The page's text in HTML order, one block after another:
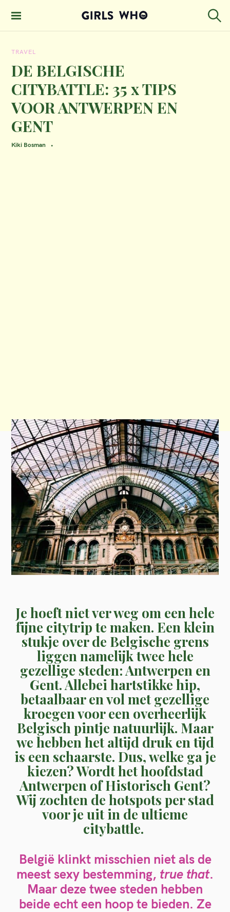
GIRLS WHO
TRAVEL
DE BELGISCHE
CITYBATTLE: 35 x TIPS
VOOR ANTWERPEN EN
GENT
Kiki Bosman
Je hoeft niet ver weg om een hele
fijne citytrip te maken. Een klein
stukje over de Belgische grens
liggen namelijk twee hele
gezellige steden: Antwerpen en
Gent. Allebei hartstikke hip,
betaalbaar en vol met gezellige
kroegen voor een overheerlijk
Belgisch pintje natuurlijk. Maar
we hebben het altijd druk en tijd
is een schaarste. Dus, welke ga je
kiezen? Wordt het hoofdstad
Antwerpen of Historisch Gent?
Wij zochten de hotspots per stad
voor je uit in de ultieme
citybattle.
België klinkt misschien niet als de
meest sexy bestemming, true that.
Maar deze twee steden hebben
beide echt een hoop te bieden. Ze